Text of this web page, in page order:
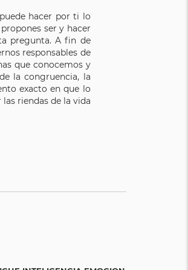
hacer por ti lo
ser y hacer
pregunta. A fin de
responsables de
que conocemos y
la congruencia, la
exacto en que lo
riendas de la vida